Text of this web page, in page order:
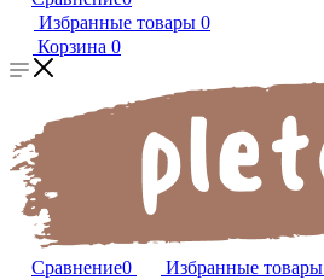
Избранные товары 0
Корзина 0
Сравнение0 Избранные товары